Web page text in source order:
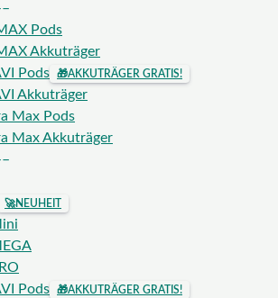
Pods
Akkuträger
Pods
🎁AKKUTRÄGER GRATIS!
Akkuträger
Max Pods
Max Akkuträger
🚀NEUHEIT
Pods
🎁AKKUTRÄGER GRATIS!